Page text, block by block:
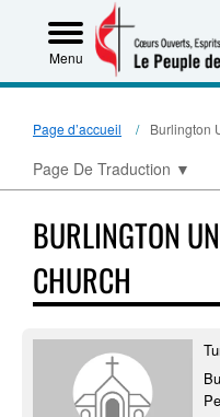
Menu
Page d’accueil Burlington
Page De Traduction ▼
BURLINGTON
CHURCH